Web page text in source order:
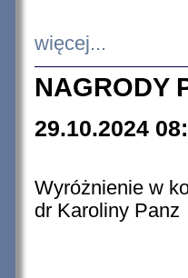
więcej...
NAGRODY
29.10.2024
Wyróżnienie w
dr Karoliny Panz